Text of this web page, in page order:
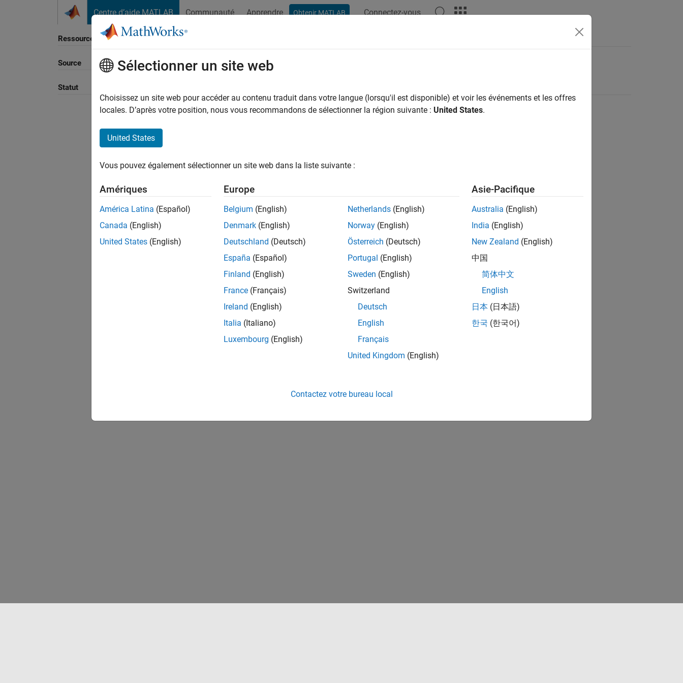
Centre d’aide MATLAB Communauté Apprendre Obtenir MATLAB Connectez-vous
Ressource
Source
Statut
Trier par
Sélectionner un site web
Choisissez un site web pour accéder au contenu traduit dans votre langue (lorsqu'il est disponible) et voir les événements et les offres
locales. D’après votre position, nous vous recommandons de sélectionner la région suivante : United States.
United States
Vous pouvez également sélectionner un site web dans la liste suivante :
Amériques
América Latina (Español)
Canada (English)
United States (English)
Europe
Belgium (English)
Denmark (English)
Deutschland (Deutsch)
España (Español)
Finland (English)
France (Français)
Ireland (English)
Italia (Italiano)
Luxembourg (English)
Netherlands (English)
Norway (English)
Österreich (Deutsch)
Portugal (English)
Sweden (English)
Switzerland
Deutsch
English
Français
United Kingdom (English)
Asie-Pacifique
Australia (English)
India (English)
New Zealand (English)
中国
简体中文
English
日本 (日本語)
한국 (한국어)
Contactez votre bureau local